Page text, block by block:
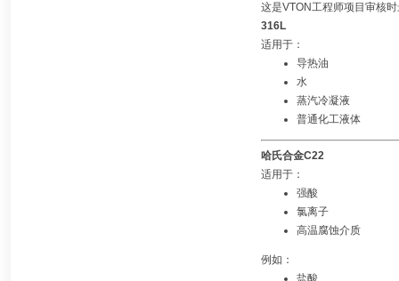
这是VTON工程师项目审核
316L
适用于：
导热油
水
蒸汽冷凝液
普通化工液体
哈氏合金C22
适用于：
强酸
氯离子
高温腐蚀介质
例如：
盐酸